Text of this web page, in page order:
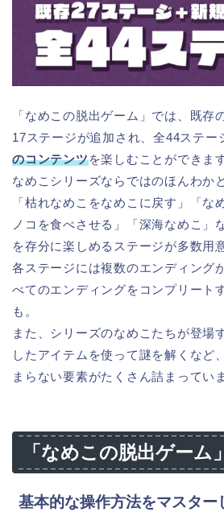
「なめこの脱出ゲーム」では、既存
17ステージが追加され、全44ステー
のコンテンツを楽しむことができます
なめこシリーズならではのほんわか
「枯れなめこをなめこに戻す」「な
ノコを食べさせる」「深海なめこ」
を存分に楽しめるステージが多数用
各ステージには複数のエンディング
べてのエンディングをコンプリート
も。
また、シリーズのなめこたちが登場
したアイテムを使って謎を解くなど
まらない要素がたくさん詰まってい
「なめこの脱出ゲーム
基本的な操作方法をマスター